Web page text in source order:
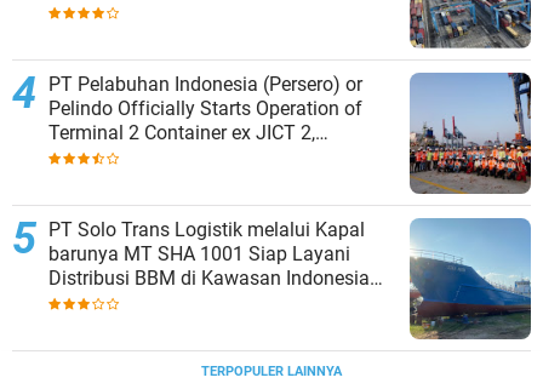
PT Pelabuhan Indonesia (Persero) or
Pelindo Officially Starts Operation of
Terminal 2 Container ex JICT 2,
Strengthening Productivity of Tanjung
PT Solo Trans Logistik melalui Kapal
barunya MT SHA 1001 Siap Layani
Distribusi BBM di Kawasan Indonesia
bagian Timur
TERPOPULER LAINNYA